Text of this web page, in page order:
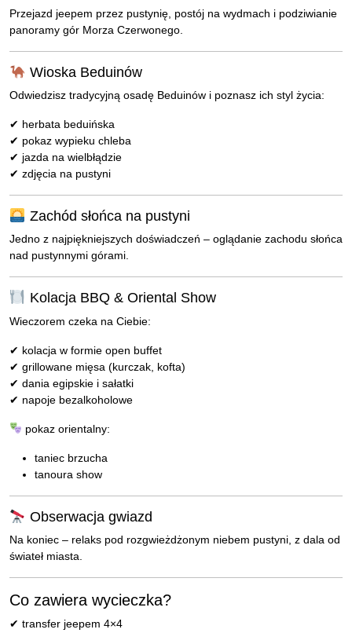
Przejazd jeepem przez pustynię, postój na wydmach i podziwianie
panoramy gór Morza Czerwonego.
Wioska Beduinów
Odwiedzisz tradycyjną osadę Beduinów i poznasz ich styl życia:
✔ herbata beduińska
✔ pokaz wypieku chleba
✔ jazda na wielbłądzie
✔ zdjęcia na pustyni
Zachód słońca na pustyni
Jedno z najpiękniejszych doświadczeń – oglądanie zachodu słońca
nad pustynnymi górami.
Kolacja BBQ & Oriental Show
Wieczorem czeka na Ciebie:
✔ kolacja w formie open buffet
✔ grillowane mięsa (kurczak, kofta)
✔ dania egipskie i sałatki
✔ napoje bezalkoholowe
pokaz orientalny:
taniec brzucha
tanoura show
Obserwacja gwiazd
Na koniec – relaks pod rozgwieżdżonym niebem pustyni, z dala od
świateł miasta.
Co zawiera wycieczka?
✔ transfer jeepem 4×4